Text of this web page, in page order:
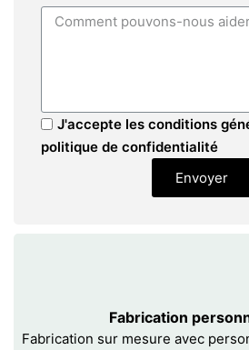
J'accepte les conditions
politique de confidentialité
Envoyer
Fabrication
Fabrication sur mesure avec